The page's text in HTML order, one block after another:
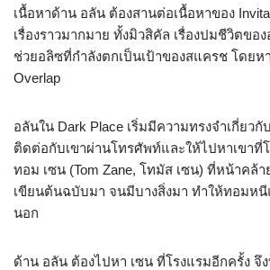
เนื้อหาด้าน อลัน ต้องสานต่อเนื้อหาของ
เรื่องราวมากมาย ทั้งมิวสิคัล เรื่องปมชีวิตขอ
ช่วยอลิซที่กำลังตกเป็นเป้าของสแครช โดยห
Overlap
อลันใน Dark Place เริ่มมีความทรงจำเกี่ยว
ติดต่อกับเขาผ่านโทรศัพท์และให้ไปหาเขาที่
ทอม เซน (Tom Zane, โทมัส เซน) ที่หน้าคล้
เขียนต้นฉบับมา จนมีบางสิ่งมา ทำให้ทอมห
นอก
ด้าน อลัน ต้องไปหา เซน ที่โรงแรมอีกครั้ง จึ